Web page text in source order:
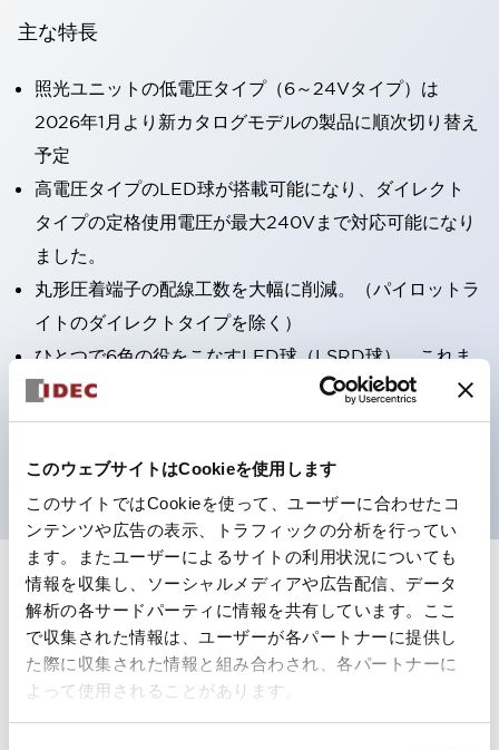
このウェブサイトはCookieを使用します
このサイトではCookieを使って、ユーザーに合わせたコ
ンテンツや広告の表示、トラフィックの分析を行ってい
ます。またユーザーによるサイトの利用状況についても
情報を収集し、ソーシャルメディアや広告配信、データ
解析の各サードパーティに情報を共有しています。ここ
で収集された情報は、ユーザーが各パートナーに提供し
た際に収集された情報と組み合わされ、各パートナーに
よって使用されることがあります。
主な特長
照光ユニットの低電圧タイプ（6～24Vタイプ）は
2026年1月より新カタログモデルの製品に順次切り替え
予定
高電圧タイプのLED球が搭載可能になり、ダイレクト
タイプの定格使用電圧が最大240Vまで対応可能になり
ました。
丸形圧着端子の配線工数を大幅に削減。（パイロットラ
イトのダイレクトタイプを除く）
ひとつで6色の役をこなすLED球（LSRD球）。これま
で色ごとに分かれていたLED球を、1色のLED球で各色
を表現できるようにしました。
UL、CSA、TÜV、CCC認証品。
仕様 すべて展開
形状仕様
電気的仕様(照光部定格)